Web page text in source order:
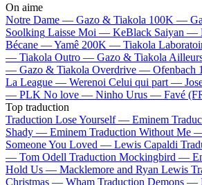
On aime
Notre Dame — Gazo & Tiakola 100K —
Soolking Laisse Moi — KeBlack Saiyan —
Bécane —Yamê 200K — Tiakola
— Tiakola Outro — Gazo & Tiakola
— Gazo & Tiakola Overdrive — Ofenbach
La League — Werenoi Celui qui part —
— PLK No love — Ninho Urus — Favé
Top traduction
Traduction Lose Yourself — Eminem
Shady — Eminem Traduction Without Me
Someone You Loved — Lewis Capaldi
— Tom Odell Traduction Mockingbird —
Hold Us — Macklemore and Ryan Lewis
Christmas — Wham Traduction Demons —